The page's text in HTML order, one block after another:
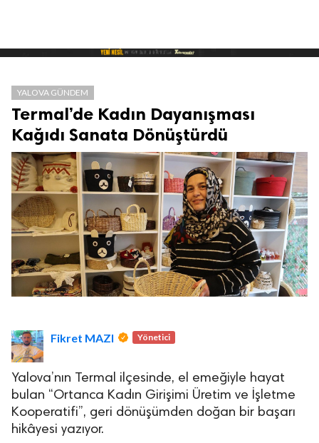
Asayiş
YALOVA GÜNDEM
Termal’de Kadın Dayanışması
Kağıdı Sanata Dönüştürdü
Fikret MAZI Yönetici
Yalova’nın Termal ilçesinde, el emeğiyle hayat
bulan “Ortanca Kadın Girişimi Üretim ve İşletme
Kooperatifi”, geri dönüşümden doğan bir başarı
hikâyesi yazıyor.